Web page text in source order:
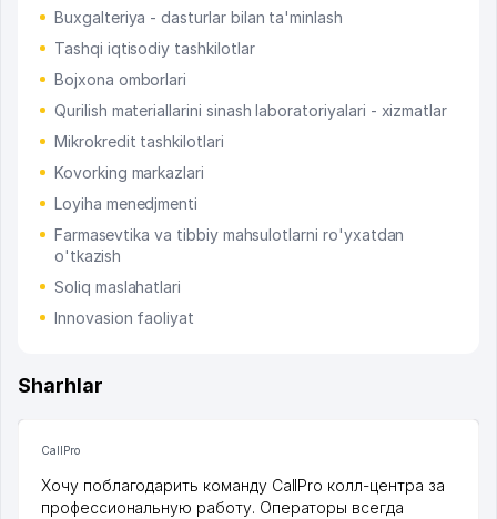
Buxgalteriya - dasturlar bilan ta'minlash
Tashqi iqtisodiy tashkilotlar
Bojxona omborlari
Qurilish materiallarini sinash laboratoriyalari - xizmatlar
Mikrokredit tashkilotlari
Kovorking markazlari
Loyiha menedjmenti
Farmasevtika va tibbiy mahsulotlarni ro'yxatdan
o'tkazish
Soliq maslahatlari
Innovasion faoliyat
Sharhlar
CallPro
Хочу поблагодарить команду CallPro колл-центра за
профессиональную работу. Операторы всегда